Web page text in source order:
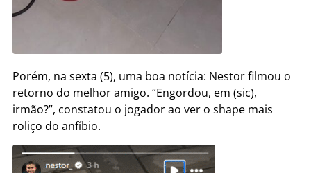
Porém, na sexta (5), uma boa notícia: Nestor filmou o
retorno do melhor amigo. “Engordou, em (sic),
irmão?”, constatou o jogador ao ver o shape mais
roliço do anfíbio.